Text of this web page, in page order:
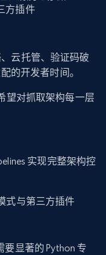
方插件
云托管、验证码破
的开发者时间。
望对抓取架构每一层
实现完整架构控
式与第三方插件
要显著的 Python 专